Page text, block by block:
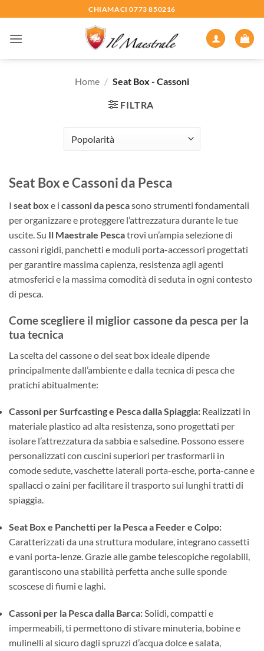
ai
contenuti
CHIAMACI 0773 850216
Home / Seat Box - Cassoni
FILTRA
Seat Box e Cassoni da Pesca
I seat box e i cassoni da pescasono strumenti fondamentali
per organizzare e proteggere l’attrezzatura durante le tue
uscite. Su Il Maestrale Pescatrovi un’ampia selezione di
cassoni rigidi, panchetti e moduli porta-accessori progettati
per garantire massima capienza, resistenza agli agenti
atmosferici e la massima comodità di seduta in ogni contesto
di pesca.
Come scegliere il miglior cassone da pesca per la
tua tecnica
La scelta del cassone o del seat box ideale dipende
principalmente dall’ambiente e dalla tecnica di pesca che
pratichi abitualmente:
Cassoni per Surfcasting e Pesca dalla Spiaggia: Realizzati in
materiale plastico ad alta resistenza, sono progettati per
isolare l’attrezzatura da sabbia e salsedine. Possono essere
personalizzati con cuscini superiori per trasformarli in
comode sedute, vaschette laterali porta-esche, porta-canne e
spallacci o zaini per facilitare il trasporto sui lunghi tratti di
spiaggia.
Seat Box e Panchetti per la Pesca a Feeder e Colpo:
Caratterizzati da una struttura modulare, integrano cassetti
e vani porta-lenze. Grazie alle gambe telescopiche regolabili,
garantiscono una stabilità perfetta anche sulle sponde
scoscese di fiumi e laghi.
Cassoni per la Pesca dalla Barca:Solidi, compatti e
impermeabili, ti permettono di stivare minuteria, bobine e
mulinelli al sicuro dagli spruzzi d’acqua dolce e salata,